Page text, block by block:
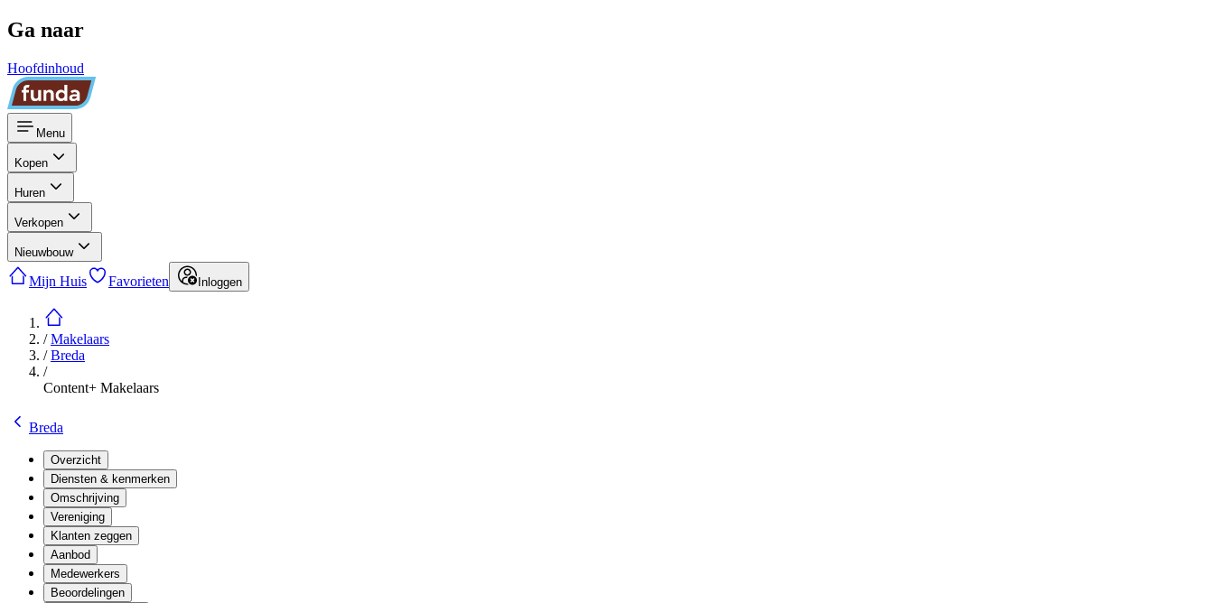
Ga naar
Hoofdinhoud
Menu
Kopen
Huren
Verkopen
Nieuwbouw
Mijn Huis Favorieten Inloggen
/Makelaars
/Breda
/
Content+ Makelaars
Breda
Overzicht
Diensten & kenmerken
Omschrijving
Vereniging
Klanten zeggen
Aanbod
Medewerkers
Beoordelingen